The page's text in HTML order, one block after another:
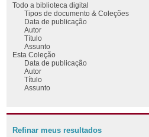
Todo a biblioteca digital
Tipos de documento & Coleções
Data de publicação
Autor
Título
Assunto
Esta Coleção
Data de publicação
Autor
Título
Assunto
Refinar meus resultados